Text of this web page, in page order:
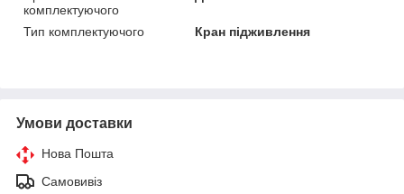
комплектуючого
Тип комплектуючого Кран підживлення
Умови доставки
Нова Пошта
Самовивіз